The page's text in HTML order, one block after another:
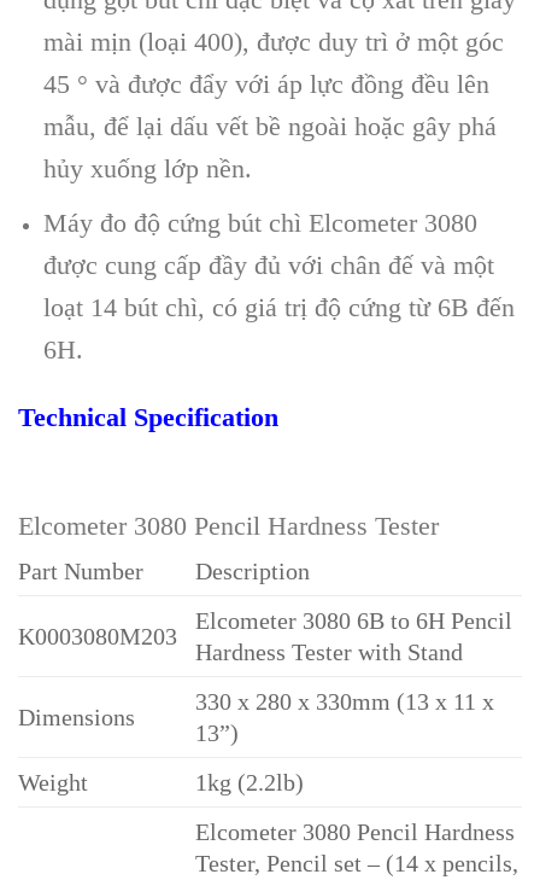
mài mịn (loại 400), được duy trì ở một góc
45 ° và được đẩy với áp lực đồng đều lên
mẫu, để lại dấu vết bề ngoài hoặc gây phá
hủy xuống lớp nền.
Máy đo độ cứng bút chì Elcometer 3080
được cung cấp đầy đủ với chân đế và một
loạt 14 bút chì, có giá trị độ cứng từ 6B đến
6H.
Technical Specification
Elcometer 3080 Pencil Hardness Tester
Part Number Description
K0003080M203
Elcometer 3080 6B to 6H Pencil
Hardness Tester with Stand
Dimensions
330 x 280 x 330mm (13 x 11 x
13”)
Weight
1kg (2.2lb)
Elcometer 3080 Pencil Hardness
Tester, Pencil set – (14 x pencils,